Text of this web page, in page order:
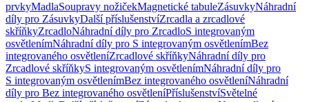
prvkyMadlaSoupravy nožičekMagnetické tabuleZásuvkyNáhradní
díly pro ZásuvkyDalší příslušenstvíZrcadla a zrcadlové
skříňkyZrcadloNáhradní díly pro ZrcadloS integrovaným
osvětlenímNáhradní díly pro S integrovaným osvětlenímBez
integrovaného osvětleníZrcadlové skříňkyNáhradní díly pro
Zrcadlové skříňkyS integrovaným osvětlenímNáhradní díly pro
S integrovaným osvětlenímBez integrovaného osvětleníNáhradní
díly pro Bez integrovaného osvětleníPříslušenstvíSvětelné